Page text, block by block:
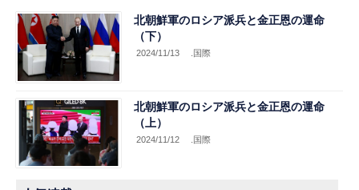
北朝鮮軍のロシア派兵と金正恩の運命
（下）
2024/11/13 .国際
北朝鮮軍のロシア派兵と金正恩の運命
（上）
2024/11/12 .国際